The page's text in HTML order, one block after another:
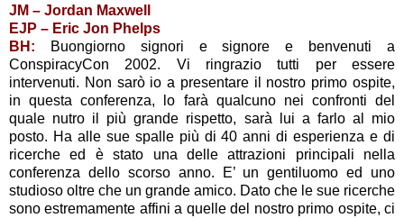
JM – Jordan Maxwell
EJP – Eric Jon Phelps
BH:
Buongiorno signori e signore e benvenuti a
ConspiracyCon 2002. Vi ringrazio tutti per essere
intervenuti. Non sarò io a presentare il nostro primo ospite,
in questa conferenza, lo farà qualcuno nei confronti del
quale nutro il più grande rispetto, sarà lui a farlo al mio
posto. Ha alle sue spalle più di 40 anni di esperienza e di
ricerche ed è stato una delle attrazioni principali nella
conferenza dello scorso anno. E’ un gentiluomo ed uno
studioso oltre che un grande amico. Dato che le sue ricerche
sono estremamente affini a quelle del nostro primo ospite, ci